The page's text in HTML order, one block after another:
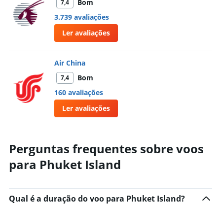
7,4
Bom
3.739 avaliações
Ler avaliações
Air China
7,4
Bom
160 avaliações
Ler avaliações
Perguntas frequentes sobre voos
para Phuket Island
Qual é a duração do voo para Phuket Island?